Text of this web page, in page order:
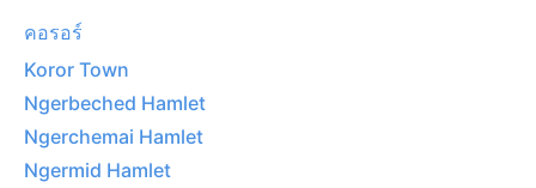
คอรอร์
Koror Town
Ngerbeched Hamlet
Ngerchemai Hamlet
Ngermid Hamlet